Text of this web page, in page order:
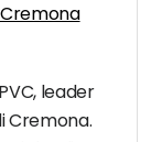
leader
Cremona.